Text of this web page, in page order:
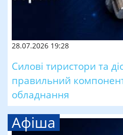
28.07.2026 19:28
Силові тиристори та
правильний
обладнання
Афіша